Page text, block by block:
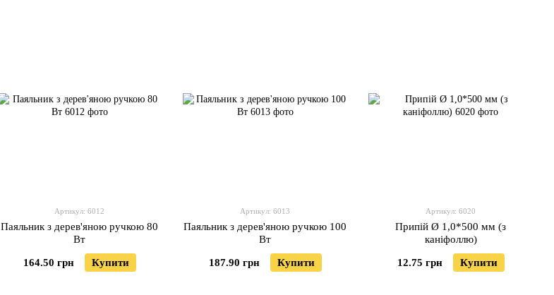
Артикул: 6012
Паяльник з дерев'яною ручкою 80
Вт
164.50 грн Купити
Артикул: 6013
Паяльник з дерев'яною ручкою 100
Вт
187.90 грн Купити
Артикул: 6020
Припій Ø 1,0*500 мм (з
каніфоллю)
12.75 грн Купити